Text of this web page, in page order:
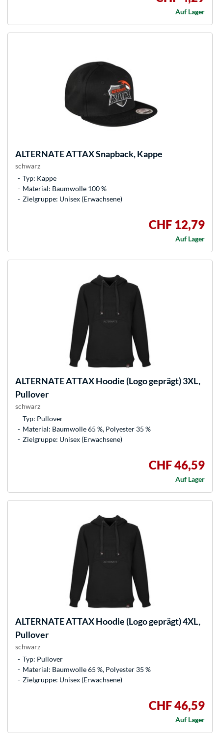
Auf Lager
ALTERNATEATTAX Snapback, Kappe
schwarz
Typ: Kappe
Material: Baumwolle 100 %
Zielgruppe: Unisex (Erwachsene)
CHF 12,79
Auf Lager
ALTERNATEATTAX Hoodie (Logo geprägt) 3XL,
Pullover
schwarz
Typ: Pullover
Material: Baumwolle 65 %, Polyester 35 %
Zielgruppe: Unisex (Erwachsene)
CHF 46,59
Auf Lager
ALTERNATEATTAX Hoodie (Logo geprägt) 4XL,
Pullover
schwarz
Typ: Pullover
Material: Baumwolle 65 %, Polyester 35 %
Zielgruppe: Unisex (Erwachsene)
CHF 46,59
Auf Lager